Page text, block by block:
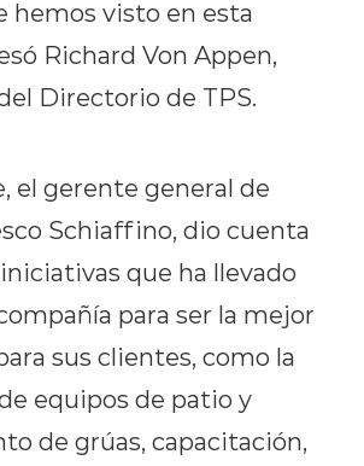
hemos visto en esta
Richard Von Appen,
Directorio de TPS.
el gerente general de
Schiaffino, dio cuenta
que ha llevado
para ser la mejor
sus clientes, como la
equipos de patio y
de grúas, capacitación,